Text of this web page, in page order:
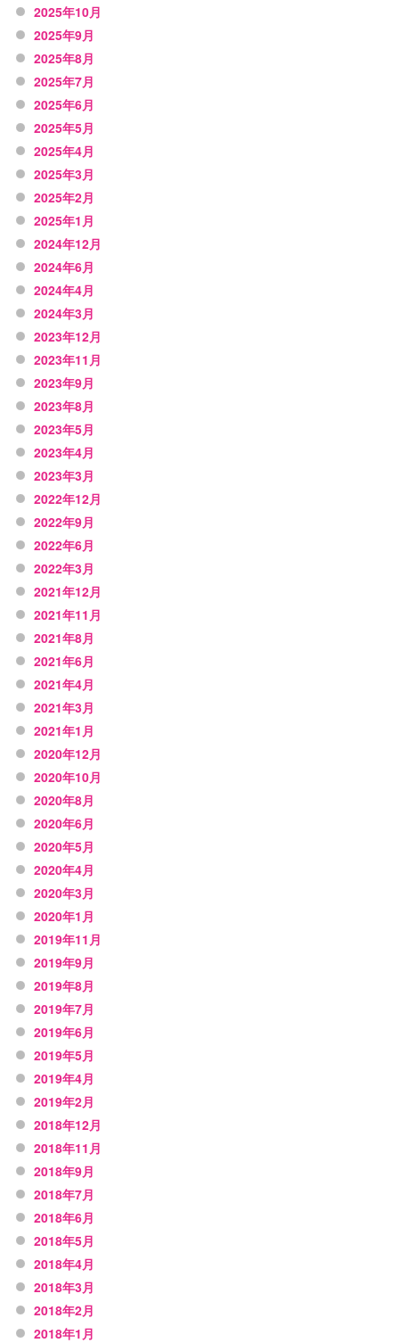
2025年10月
2025年9月
2025年8月
2025年7月
2025年6月
2025年5月
2025年4月
2025年3月
2025年2月
2025年1月
2024年12月
2024年6月
2024年4月
2024年3月
2023年12月
2023年11月
2023年9月
2023年8月
2023年5月
2023年4月
2023年3月
2022年12月
2022年9月
2022年6月
2022年3月
2021年12月
2021年11月
2021年8月
2021年6月
2021年4月
2021年3月
2021年1月
2020年12月
2020年10月
2020年8月
2020年6月
2020年5月
2020年4月
2020年3月
2020年1月
2019年11月
2019年9月
2019年8月
2019年7月
2019年6月
2019年5月
2019年4月
2019年2月
2018年12月
2018年11月
2018年9月
2018年7月
2018年6月
2018年5月
2018年4月
2018年3月
2018年2月
2018年1月